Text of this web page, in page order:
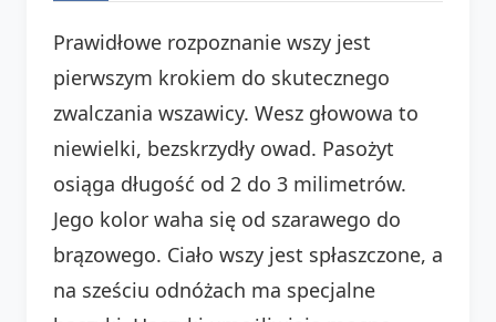
Prawidłowe rozpoznanie wszy jest
pierwszym krokiem do skutecznego
zwalczania wszawicy. Wesz głowowa to
niewielki, bezskrzydły owad. Pasożyt
osiąga długość od 2 do 3 milimetrów.
Jego kolor waha się od szarawego do
brązowego. Ciało wszy jest spłaszczone, a
na sześciu odnóżach ma specjalne